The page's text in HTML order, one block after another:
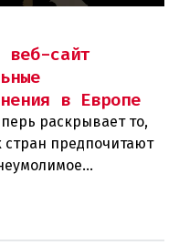
веб-сайт
в Европе
раскрывает то,
стран предпочитают
«Часы замен